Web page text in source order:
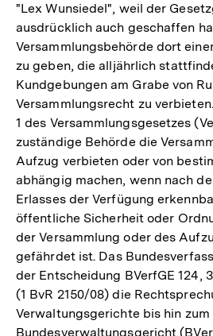
"Lex Wunsiedel", weil der
ausdrücklich auch geschaffen
Versammlungsbehörde dort
zu geben, die alljährlich
Kundgebungen am Grabe von
Versammlungsrecht zu
1 des Versammlungsgesetzes
zuständige Behörde die
Aufzug verbieten oder von
abhängig machen, wenn nach
Erlasses der Verfügung
öffentliche Sicherheit oder
der Versammlung oder des
gefährdet ist. Das
der Entscheidung BVerfGE 124,
(1 BvR 2150/08) die
Verwaltungsgerichte bis hin zum
Bundesverwaltungsgericht